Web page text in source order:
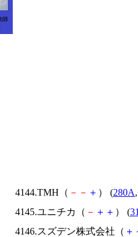
4144.TMH（ － － ＋ ） (280A,
4145.ユニチカ（ － ＋ ＋ ） (
4146.スズデン株式会社（ ＋